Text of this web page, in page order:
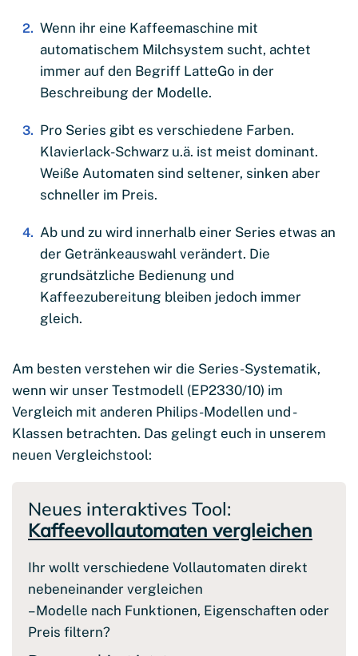
Wenn ihr eine Kaffeemaschine mit
automatischem Milchsystem sucht, achtet
immer auf den Begriff LatteGo in der
Beschreibung der Modelle.
Pro Series gibt es verschiedene Farben.
Klavierlack-Schwarz u.ä. ist meist dominant.
Weiße Automaten sind seltener, sinken aber
schneller im Preis.
Ab und zu wird innerhalb einer Series etwas an
der Getränkeauswahl verändert. Die
grundsätzliche Bedienung und
Kaffeezubereitung bleiben jedoch immer
gleich.
Am besten verstehen wir die Series-Systematik,
wenn wir unser Testmodell (EP2330/10) im
Vergleich mit anderen Philips-Modellen und -
Klassen betrachten. Das gelingt euch in unserem
neuen Vergleichstool:
Neues interaktives Tool:
Kaffeevollautomaten vergleichen
Ihr wollt verschiedene Vollautomaten direkt
nebeneinander vergleichen
– Modelle nach Funktionen, Eigenschaften oder
Preis filtern?